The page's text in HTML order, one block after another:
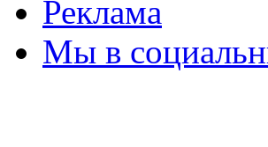
Реклама
Мы в